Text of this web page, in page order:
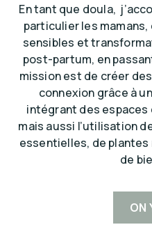
En tant que doula,
particulier les
sensibles et
post-partum, en
mission est de créer
connexion grâce à
intégrant des espaces
mais aussi l’utilisation
essentielles, de
de
ON